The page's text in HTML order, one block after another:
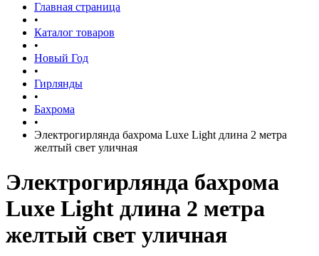
Главная страница
•
Каталог товаров
•
Новый Год
•
Гирлянды
•
Бахрома
•
Электрогирлянда бахрома Luxe Light длина 2 метра
желтый свет уличная
Электрогирлянда бахрома
Luxe Light длина 2 метра
желтый свет уличная